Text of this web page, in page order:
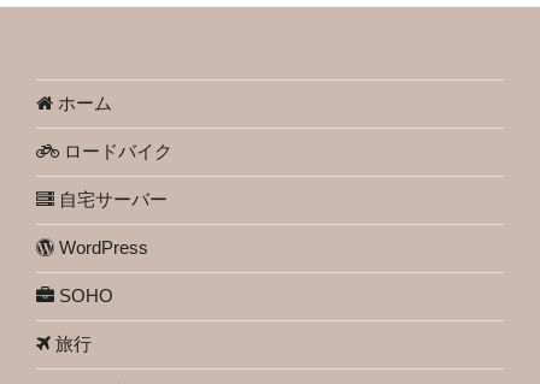
ホーム
ロードバイク
自宅サーバー
WordPress
SOHO
旅行